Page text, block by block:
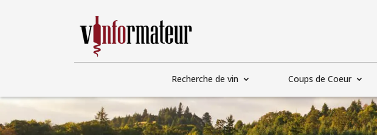
Recherche de vin Coups de Coeur